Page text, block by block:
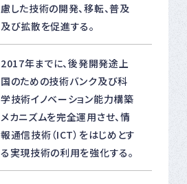
慮した技術の開発、移転、普及
及び拡散を促進する。
2017年までに、後発開発途上
国のための技術バンク及び科
学技術イノベーション能力構築
メカニズムを完全運用させ、情
報通信技術（ICT）をはじめとす
る実現技術の利用を強化する。